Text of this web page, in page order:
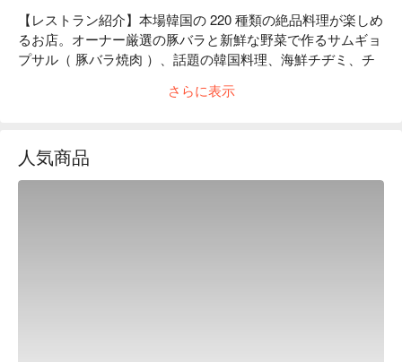
【レストラン紹介】本場韓国の 220 種類の絶品料理が楽しめ
るお店。オーナー厳選の豚バラと新鮮な野菜で作るサムギョ
プサル（ 豚バラ焼肉 ）、話題の韓国料理、海鮮チヂミ、チ
元気にします！
【ロケーション】国際通りの新名所「 のれん街 」の隣に位
さらに表示
人気商品